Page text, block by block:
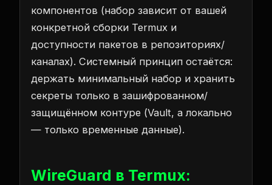
компонентов (набор зависит от вашей
конкретной сборки Termux и
доступности пакетов в репозиториях/
каналах). Системный принцип остаётся:
держать минимальный набор и хранить
секреты только в зашифрованном/
защищённом контуре (Vault, а локально
— только временные данные).
WireGuard в Termux: